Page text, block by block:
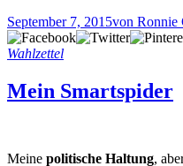
September 7, 2015von Ronnie
Wahlzettel
Mein Smartspider
Meine politische Haltung,